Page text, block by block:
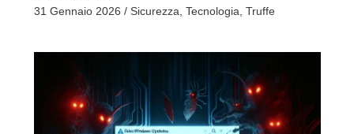
31 Gennaio 2026 / Sicurezza Tecnologia Truffe